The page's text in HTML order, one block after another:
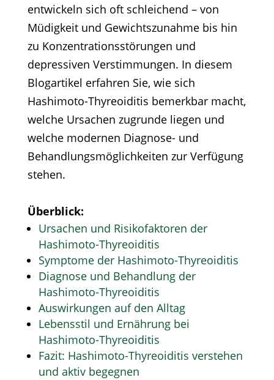
entwickeln sich oft schleichend – von
Müdigkeit und Gewichtszunahme bis hin
zu Konzentrationsstörungen und
depressiven Verstimmungen. In diesem
Blogartikel erfahren Sie, wie sich
Hashimoto-Thyreoiditis bemerkbar macht,
welche Ursachen zugrunde liegen und
welche modernen Diagnose- und
Behandlungsmöglichkeiten zur Verfügung
stehen.
Überblick:
Ursachen und Risikofaktoren der
Hashimoto-Thyreoiditis
Symptome der Hashimoto-Thyreoiditis
Diagnose und Behandlung der
Hashimoto-Thyreoiditis
Auswirkungen auf den Alltag
Lebensstil und Ernährung bei
Hashimoto-Thyreoiditis
Fazit: Hashimoto-Thyreoiditis verstehen
und aktiv begegnen